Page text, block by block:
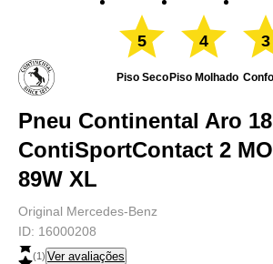
5
Piso Seco
4
Piso Molhado
3
Pneu Continental Aro 18
ContiSportContact 2
89W XL
Original Mercedes-Benz
ID: 16000208
(1) Ver avaliações